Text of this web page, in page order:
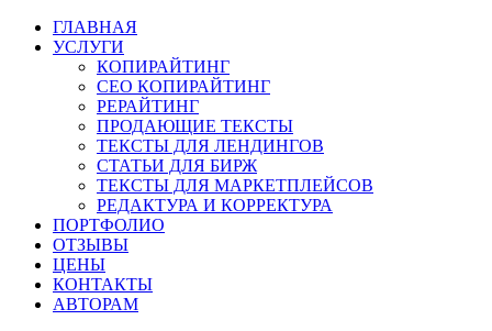
ГЛАВНАЯ
УСЛУГИ
КОПИРАЙТИНГ
СЕО КОПИРАЙТИНГ
РЕРАЙТИНГ
ПРОДАЮЩИЕ ТЕКСТЫ
ТЕКСТЫ ДЛЯ ЛЕНДИНГОВ
СТАТЬИ ДЛЯ БИРЖ
ТЕКСТЫ ДЛЯ МАРКЕТПЛЕЙСОВ
РЕДАКТУРА И КОРРЕКТУРА
ПОРТФОЛИО
ОТЗЫВЫ
ЦЕНЫ
КОНТАКТЫ
АВТОРАМ